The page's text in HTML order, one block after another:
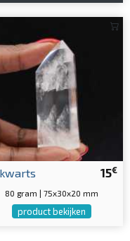
15€
kwarts
80 gram | 75x30x20 mm
product bekijken